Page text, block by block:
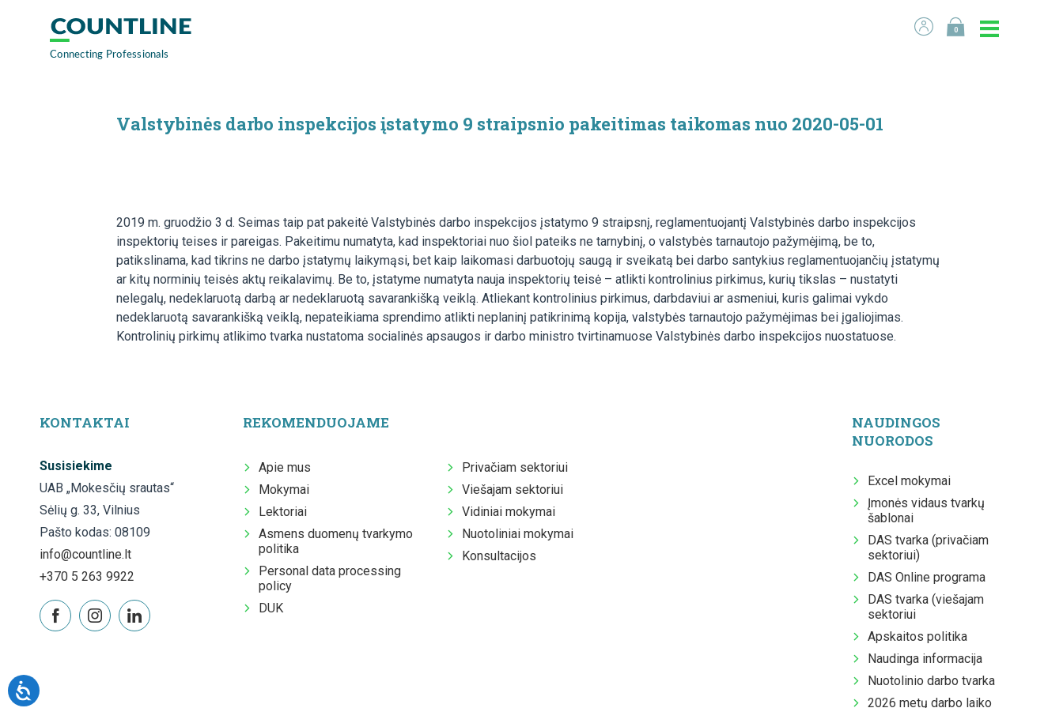
0
Valstybinės darbo inspekcijos įstatymo 9 straipsnio pakeitimas taikomas nuo 2020-05-01
2019 m. gruodžio 3 d. Seimas taip pat pakeitė Valstybinės darbo inspekcijos įstatymo 9 straipsnį, reglamentuojantį Valstybinės darbo inspekcijos
inspektorių teises ir pareigas. Pakeitimu numatyta, kad inspektoriai nuo šiol pateiks ne tarnybinį, o valstybės tarnautojo pažymėjimą, be to,
patikslinama, kad tikrins ne darbo įstatymų laikymąsi, bet kaip laikomasi darbuotojų saugą ir sveikatą bei darbo santykius reglamentuojančių įstatymų
ar kitų norminių teisės aktų reikalavimų. Be to, įstatyme numatyta nauja inspektorių teisė – atlikti kontrolinius pirkimus, kurių tikslas – nustatyti
nelegalų, nedeklaruotą darbą ar nedeklaruotą savarankišką veiklą. Atliekant kontrolinius pirkimus, darbdaviui ar asmeniui, kuris galimai vykdo
nedeklaruotą savarankišką veiklą, nepateikiama sprendimo atlikti neplaninį patikrinimą kopija, valstybės tarnautojo pažymėjimas bei įgaliojimas.
Kontrolinių pirkimų atlikimo tvarka nustatoma socialinės apsaugos ir darbo ministro tvirtinamuose Valstybinės darbo inspekcijos nuostatuose.
KONTAKTAI
Susisiekime
UAB „Mokesčių srautas“
Sėlių g. 33, Vilnius
Pašto kodas: 08109
info@countline.lt
+370 5 263 9922
REKOMENDUOJAME
Apie mus
Mokymai
Lektoriai
Asmens duomenų tvarkymo
politika
Personal data processing
policy
DUK
Privačiam sektoriui
Viešajam sektoriui
Vidiniai mokymai
Nuotoliniai mokymai
Konsultacijos
NAUDINGOS
NUORODOS
Excel mokymai
Įmonės vidaus tvarkų
šablonai
DAS tvarka (privačiam
sektoriui)
DAS Online programa
DAS tvarka (viešajam
sektoriui
Apskaitos politika
Naudinga informacija
Nuotolinio darbo tvarka
2026 metų darbo laiko